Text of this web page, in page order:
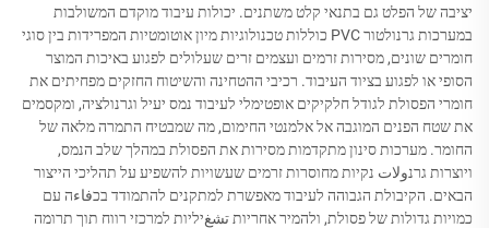
יציבה של הפלט גם בתנאי קלט משתנים. יכולות עיבוד מוקדם המשולבות
במערכות גרנולטור PVC כוללות טכנולוגיות מיון אוטומטיות המפרידות בין סוגי
חומרים שונים, מסירות זרמים ועצמים זרים שעלולים לפגוע באיכות המוצר
הסופי או לפגוע בציוד העיבוד. רכיבי ההטחינה והשיטוח החזקים מפחיתים את
חומרי הפסולת לגודל חלקיקים אופטימלי לעיבוד נמס יעיל וגרנולציה, ומקסמים
את שטח הפנים המוגבה אל אלמנטי החימום, מה שמבטיח התמרה מלאה של
החומר. מערכות סינון מתקדמות מסירות את הפסולת במהלך שלב הנמס,
ויוצרות גרנولات נקיות מחוסרות זרמים שעשויות להשפיע על תהליכי הייצור
הבאים. הקיבולת הגבוהה לעיבוד מאפשרת למתקנים להתמודד בכفاءה עם
כמויות גדולות של פסולת, ולהמיר אחריות تشغיליות למרכזי רווח תוך תרומה